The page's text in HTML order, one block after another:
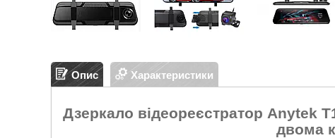
Опис Характеристики
Дзеркало відеореєстратор Anytek
двома